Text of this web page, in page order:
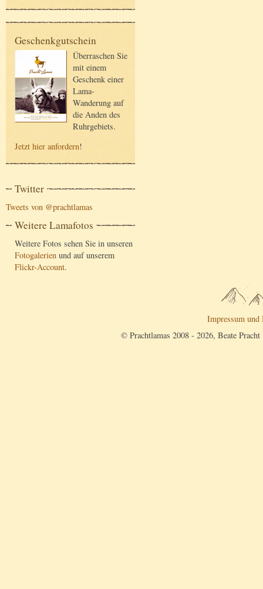
Geschenkgutschein
Überraschen Sie
mit einem
Geschenk einer
Lama-
Wanderung auf
die Anden des
Ruhrgebiets.
Jetzt hier anfordern!
Twitter
Tweets von @prachtlamas
Weitere Lamafotos
Weitere Fotos sehen Sie in unseren
Fotogalerien und auf unserem
Flickr-Account.
Impressum und
© Prachtlamas 2008 - 2026, Beate Pracht